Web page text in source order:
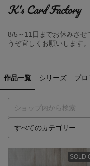
K's Card Factory
8/5～11日までお休みさせ
うぞ宜しくお願いします。
作品一覧 シリーズ プロ
SOLD